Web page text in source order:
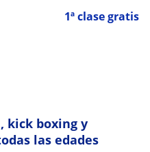
1ª clase gratis
kick boxing y
las edades